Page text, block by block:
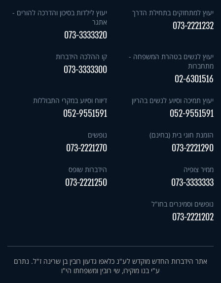
יעוץ למתחזקים בתחילת הדרך
073-2221232
יעוץ לילדות בסיכון והדרכה להורים -
אתגר
073-3333320
יעוץ לנשים בטהרת המשפחה -
מתחברות
02-6301516
קו ההלכה הידברות
073-3333300
יעוץ תמיכה וסיוע לנשים בהריון
052-9551591
דיווח וסיוע במקרי התבוללות
052-9551591
הזמנת חוגי בית (בחינם)
073-2221290
נופשים
073-2221270
ממיר צופיה
073-3333333
הידברות שופס
073-2221250
נופשים וסמינרים בחו"ל
073-2221202
אתר הידברות החדש מוקדש לע"נ כלאפו גדעון רובין בן שרינה ז"ל. נתרם
ע"י בנו מוקירו, שי רובין ומשפחתו הי"ו